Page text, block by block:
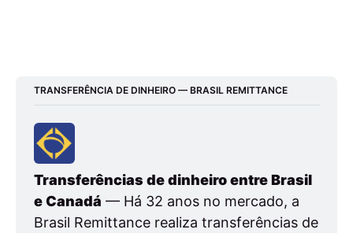
TRANSFERÊNCIA DE DINHEIRO — BRASIL REMITTANCE
Transferências de dinheiro entre Brasil
e Canadá — Há 32 anos no mercado, a
Brasil Remittance realiza transferências de